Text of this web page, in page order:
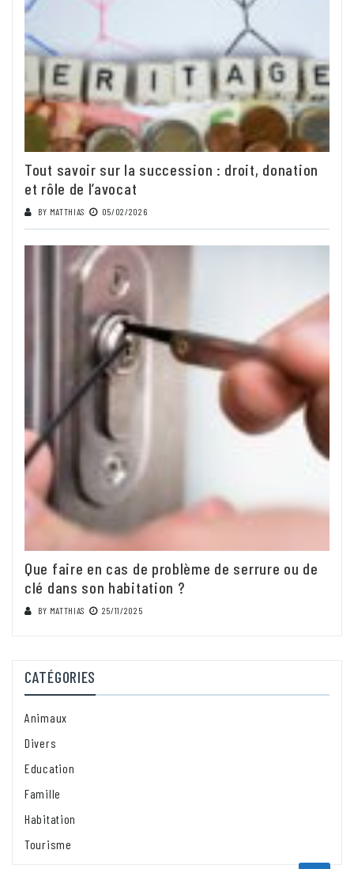
Tout savoir sur la succession : droit, donation
et rôle de l’avocat
BY MATTHIAS 05/02/2026
Que faire en cas de problème de serrure ou de
clé dans son habitation ?
BY MATTHIAS 25/11/2025
CATÉGORIES
Animaux
Divers
Education
Famille
Habitation
Tourisme